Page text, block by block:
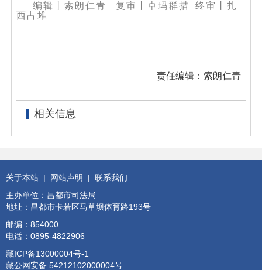
编辑丨索朗仁青
复审丨卓玛群措 终审丨扎
西占堆
责任编辑：索朗仁青
相关信息
关于本站 | 网站声明 | 联系我们
主办单位：昌都市司法局
地址：昌都市卡若区马草坝体育路193号
邮编：854000
电话：0895-4822906
藏ICP备13000004号-1
藏公网安备 54212102000004号